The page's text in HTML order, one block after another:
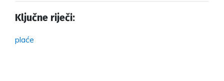
Ključne riječi:
plaće